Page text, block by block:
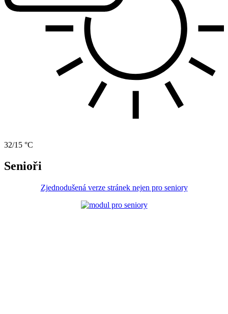
32/15 °C
Senioři
Zjednodušená verze stránek nejen pro seniory